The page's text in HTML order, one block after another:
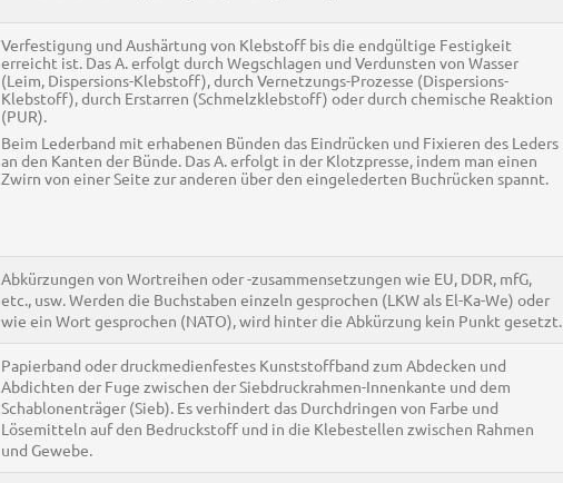
Verfestigung und Aushärtung von Klebstoff bis die endgültige Festigkeit
erreicht ist. Das A. erfolgt durch Wegschlagen und Verdunsten von Wasser
(Leim, Dispersions-Klebstoff), durch Vernetzungs-Prozesse (Dispersions-
Klebstoff), durch Erstarren (Schmelzklebstoff) oder durch chemische Reaktion
(PUR).
Beim Lederband mit erhabenen Bünden das Eindrücken und Fixieren des Leders
an den Kanten der Bünde. Das A. erfolgt in der Klotzpresse, indem man einen
Zwirn von einer Seite zur anderen über den eingelederten Buchrücken spannt.
Abkürzungen von Wortreihen oder -zusammensetzungen wie EU, DDR, mfG,
etc., usw. Werden die Buchstaben einzeln gesprochen (LKW als El-Ka-We) oder
wie ein Wort gesprochen (NATO), wird hinter die Abkürzung kein Punkt gesetzt.
Papierband oder druckmedienfestes Kunststoffband zum Abdecken und
Abdichten der Fuge zwischen der Siebdruckrahmen-Innenkante und dem
Schablonenträger (Sieb). Es verhindert das Durchdringen von Farbe und
Lösemitteln auf den Bedruckstoff und in die Klebestellen zwischen Rahmen
und Gewebe.